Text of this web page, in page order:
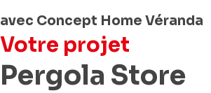
avec Concept Home Véranda
Votre projet
Pergola Store